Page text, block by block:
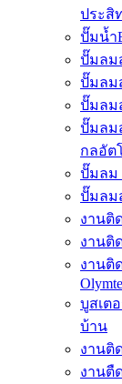
ประสิ
ปั๊มน้ำ
ปั๊มลม
ปั๊มลม
ปั๊มลม
ปั๊มลม
กลอัต
ปั๊มลม
ปั๊มลม
งานติ
งานติ
งานติ
บูสเต
บ้าน
งานติ
งานตื